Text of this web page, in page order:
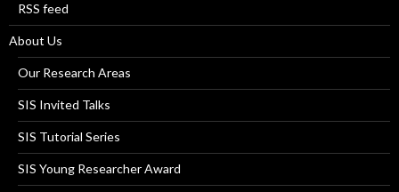
RSS feed
About Us
Our Research Areas
SIS Invited Talks
SIS Tutorial Series
SIS Young Researcher Award